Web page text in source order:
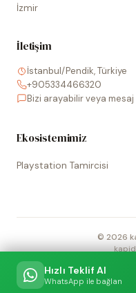
Hızlı Teklif Al
WhatsApp ile bağlan
İzmir
İletişim
İstanbul/Pendik, Türkiye
+905334466320
Bizi arayabilir veya mesaj
Ekosistemimiz
Playstation Tamircisi
© 2026
Sitede kullanılan tüm